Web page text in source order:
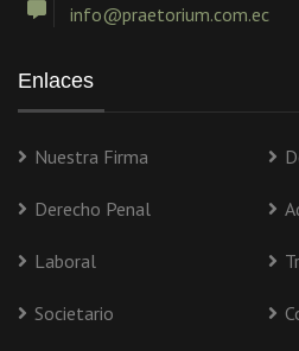
info@praetorium.com.ec
Enlaces
Nuestra Firma
Derecho Penal
Laboral
Societario